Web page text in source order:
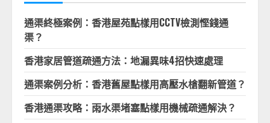
通渠終極案例：香港屋苑點樣用CCTV檢測慳錢通
渠？
香港家居管道疏通方法：地漏異味4招快速處理
通渠案例分析：香港舊屋點樣用高壓水槍翻新管道？
香港通渠攻略：雨水渠堵塞點樣用機械疏通解決？